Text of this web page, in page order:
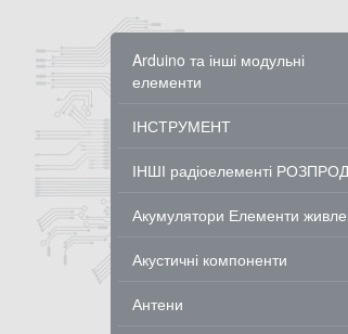
Arduino та інші модульні
елементи
ІНСТРУМЕНТ
ІНШІ радіоелементі
Акумулятори Елементи
Акустичні компоненти
Антени